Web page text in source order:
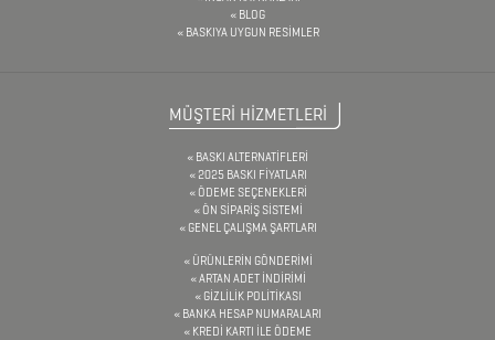
BLOG
BASKIYA UYGUN RESİMLER
MÜŞTERİ HİZMETLERİ
BASKI ALTERNATİFLERİ
2025 BASKI FİYATLARI
ÖDEME SEÇENEKLERİ
ÖN SİPARİŞ SİSTEMİ
GENEL ÇALIŞMA ŞARTLARI
ÜRÜNLERİN GÖNDERİMİ
ARTAN ADET İNDİRİMİ
GİZLİLİK POLİTİKASI
BANKA HESAP NUMARALARI
KREDİ KARTI İLE ÖDEME